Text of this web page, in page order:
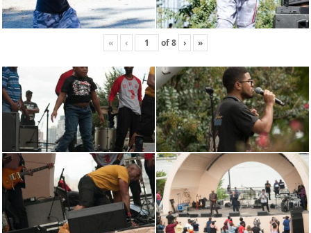
« ‹ of8 › »